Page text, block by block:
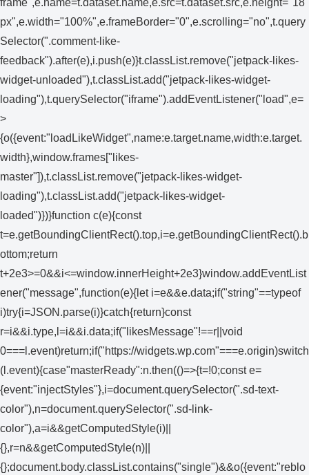
px",e.width="100%",e.frameBorder="0",e.scrolling="no",t.query
Selector(".comment-like-
feedback").after(e),i.push(e)}t.classList.remove("jetpack-likes-
widget-unloaded"),t.classList.add("jetpack-likes-widget-
loading"),t.querySelector("iframe").addEventListener("load",e=
>
{o({event:"loadLikeWidget",name:e.target.name,width:e.target.
width},window.frames["likes-
master"]),t.classList.remove("jetpack-likes-widget-
loading"),t.classList.add("jetpack-likes-widget-
loaded")})}function c(e){const
t=e.getBoundingClientRect().top,i=e.getBoundingClientRect().b
ottom;return
t+2e3>=0&&i<=window.innerHeight+2e3}window.addEventList
ener("message",function(e){let i=e&&e.data;if("string"==typeof
i)try{i=JSON.parse(i)}catch{return}const
r=i&&i.type,l=i&&i.data;if("likesMessage"!==r||void
0===l.event)return;if("https://widgets.wp.com"===e.origin)switch
(l.event){case"masterReady":n.then(()=>{t=!0;const e=
{event:"injectStyles"},i=document.querySelector(".sd-text-
color"),n=document.querySelector(".sd-link-
color"),a=i&&getComputedStyle(i)||
{},r=n&&getComputedStyle(n)||
{};document.body.classList.contains("single")&&o({event:"reblo